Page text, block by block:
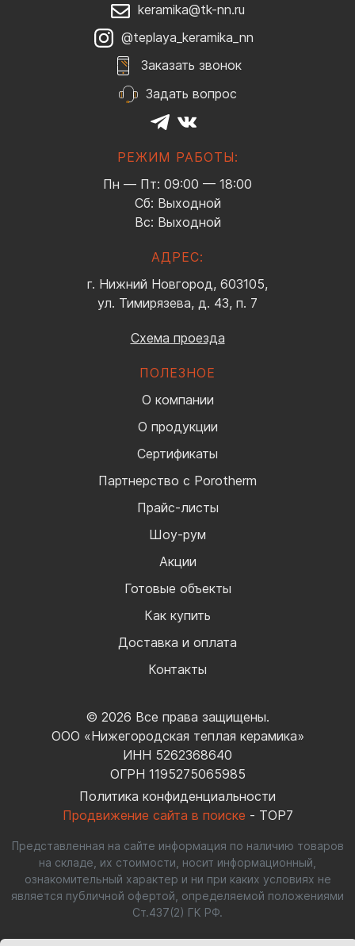
keramika@tk-nn.ru
@teplaya_keramika_nn
Заказать звонок
Задать вопрос
РЕЖИМ РАБОТЫ:
Пн — Пт: 09:00 — 18:00
Сб: Выходной
Вс: Выходной
АДРЕС:
г. Нижний Новгород, 603105,
ул. Тимирязева, д. 43, п. 7
Схема проезда
ПОЛЕЗНОЕ
О компании
О продукции
Сертификаты
Партнерство с Porotherm
Прайс-листы
Шоу-рум
Акции
Готовые объекты
Как купить
Доставка и оплата
Контакты
© 2026 Все права защищены.
ООО «Нижегородская теплая керамика»
ИНН 5262368640
ОГРН 1195275065985
Политика конфиденциальности
Продвижение сайта в поиске - TOP7
Представленная на сайте информация по наличию товаров
на складе, их стоимости, носит информационный,
ознакомительный характер и ни при каких условиях не
является публичной офертой, определяемой положениями
Ст.437(2) ГК РФ.